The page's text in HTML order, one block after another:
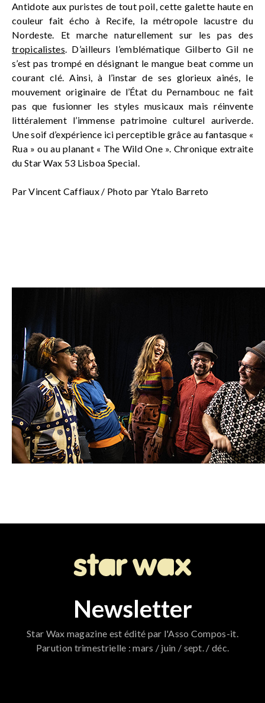
Antidote aux puristes de tout poil, cette galette haute en
couleur fait écho à Recife, la métropole lacustre du
Nordeste. Et marche naturellement sur les pas des
tropicalistes. D’ailleurs l’emblématique Gilberto Gil ne
s’est pas trompé en désignant le mangue beat comme un
courant clé. Ainsi, à l’instar de ses glorieux ainés, le
mouvement originaire de l’État du Pernambouc ne fait
pas que fusionner les styles musicaux mais réinvente
littéralement l’immense patrimoine culturel auriverde.
Une soif d’expérience ici perceptible grâce au fantasque «
Rua » ou au planant « The Wild One ». Chronique extraite
du Star Wax 53 Lisboa Special.
Par Vincent Caffiaux / Photo par Ytalo Barreto
Newsletter
Star Wax magazine est édité par l'Asso Compos-it.
Parution trimestrielle : mars / juin / sept. / déc.